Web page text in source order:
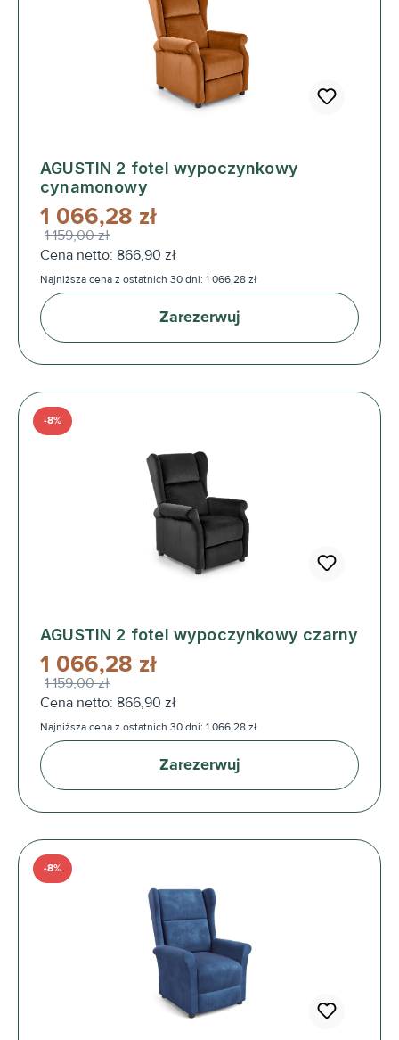
AGUSTIN 2 fotel wypoczynkowy
cynamonowy
1 066,28 zł
1 159,00 zł
Cena netto: 866,90 zł
Najniższa cena z ostatnich 30 dni: 1 066,28 zł
Zarezerwuj
AGUSTIN 2 fotel wypoczynkowy czarny
-8%
1 066,28 zł
1 159,00 zł
Cena netto: 866,90 zł
Najniższa cena z ostatnich 30 dni: 1 066,28 zł
Zarezerwuj
-8%